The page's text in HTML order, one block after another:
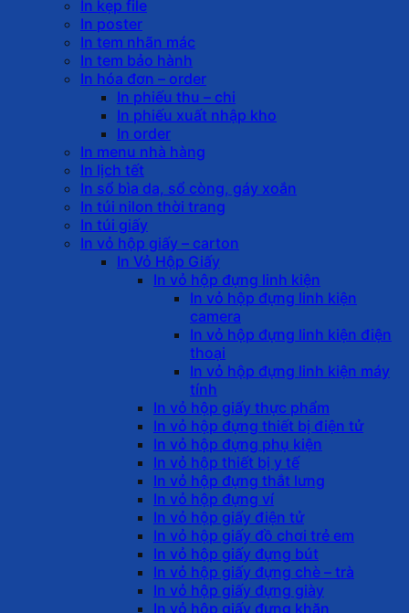
In kẹp file
In poster
In tem nhãn mác
In tem bảo hành
In hóa đơn – order
In phiếu thu – chi
In phiếu xuất nhập kho
In order
In menu nhà hàng
In lịch tết
In sổ bìa da, sổ còng, gáy xoắn
In túi nilon thời trang
In túi giấy
In vỏ hộp giấy – carton
In Vỏ Hộp Giấy
In vỏ hộp đựng linh kiện
In vỏ hộp đựng linh kiện
camera
In vỏ hộp đựng linh kiện điện
thoại
In vỏ hộp đựng linh kiện máy
tính
In vỏ hộp giấy thực phẩm
In vỏ hộp đựng thiết bị điện tử
In vỏ hộp đựng phụ kiện
In vỏ hộp thiết bị y tế
In vỏ hộp đựng thắt lưng
In vỏ hộp đựng ví
In vỏ hộp giấy điện tử
In vỏ hộp giấy đồ chơi trẻ em
In vỏ hộp giấy đựng bút
In vỏ hộp giấy đựng chè – trà
In vỏ hộp giấy đựng giày
In vỏ hộp giấy đựng khăn